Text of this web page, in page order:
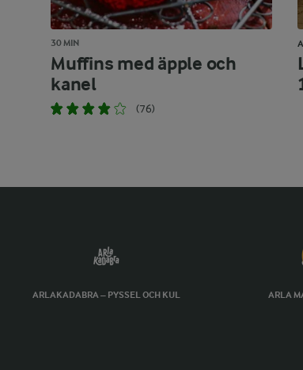
30 MIN
Muffins med äpple och
kanel
(76)
ARLAKADABRA – PYSSEL OCH KUL ARLA